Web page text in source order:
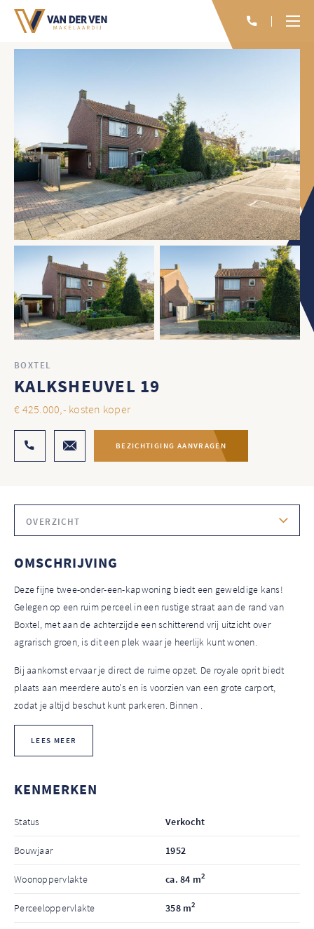
BOXTEL
KALKSHEUVEL 19
€ 425.000,- kosten koper
BEZICHTIGING AANVRAGEN
OVERZICHT
OMSCHRIJVING
Deze fijne twee-onder-een-kapwoning biedt een geweldige kans!
Gelegen op een ruim perceel in een rustige straat aan de rand van
Boxtel, met aan de achterzijde een schitterend vrij uitzicht over
agrarisch groen, is dit een plek waar je heerlijk kunt wonen.
Bij aankomst ervaar je direct de ruime opzet. De royale oprit biedt
plaats aan meerdere auto's en is voorzien van een grote carport,
zodat je altijd beschut kunt parkeren. Binnen .
LEES MEER
KENMERKEN
Status Verkocht
Bouwjaar 1952
Woonoppervlakte ca. 84 m2
Perceeloppervlakte 358 m2